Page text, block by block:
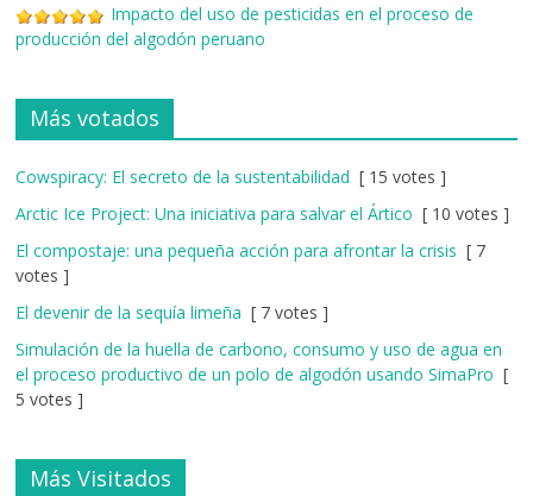
Impacto del uso de pesticidas en el proceso de
producción del algodón peruano
Más votados
Cowspiracy: El secreto de la sustentabilidad [ 15 votes ]
Arctic Ice Project: Una iniciativa para salvar el Ártico [ 10 votes ]
El compostaje: una pequeña acción para afrontar la crisis [ 7
votes ]
El devenir de la sequía limeña [ 7 votes ]
Simulación de la huella de carbono, consumo y uso de agua en
el proceso productivo de un polo de algodón usando SimaPro [
5 votes ]
Más Visitados